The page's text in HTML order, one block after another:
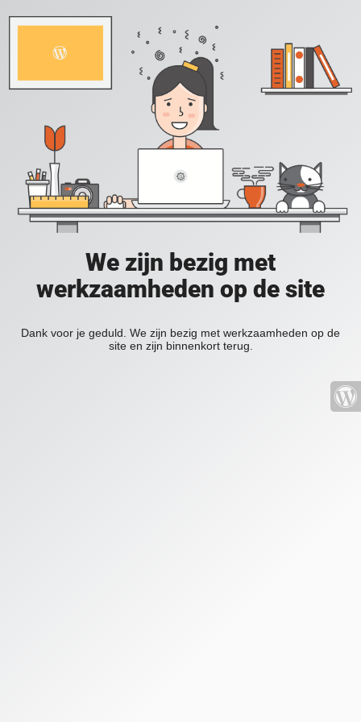
We zijn bezig met
werkzaamheden op de site
Dank voor je geduld. We zijn bezig met werkzaamheden op de
site en zijn binnenkort terug.